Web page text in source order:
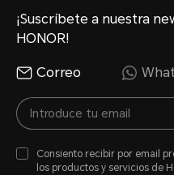
¡Suscríbete a nuestra
HONOR!
Correo
Consiento recibir por email
los productos y servicios de